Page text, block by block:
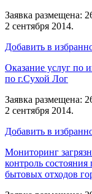
Заявка размещена:
2 сентября 2014.
Добавить в
Оказание услуг по
по г.Сухой Лог
Заявка размещена:
2 сентября 2014.
Добавить в
Мониторинг
контроль
бытовых отходов